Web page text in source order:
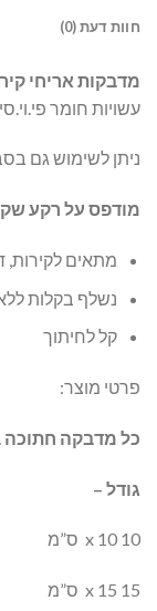
חוות דעת (0)
מדבקות אריחי
עשויות חומר פי.וי.סי
ניתן לשימוש גם
מודפס על רקע
מתאים לקירות,
נשלף בקלות
קל לחיתוך
פרטי מוצר:
כל מדבקה חתוכה
גודל –
10 x 10 ס”מ
15 x 15 ס”מ